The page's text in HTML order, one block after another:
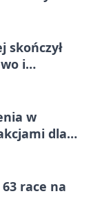
skończył
i
w
dla
63 race na